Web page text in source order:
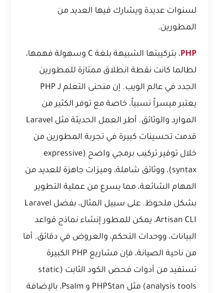
لسنوات عديدة ويشارك فيها العديد من
المطورين.
PHP
، بتركيبتها الشبيهة بلغة C وسهولة فهمها،
لطالما كانت نقطة انطلاق ممتازة للمطورين
الجدد في عالم الويب. إن منحنى التعلم لـ PHP
يعتبر ميسراً نسبياً، خاصة مع توفر الكثير من
الموارد والوثائق. أطر العمل الحديثة مثل Laravel
قدمت تحسينات كبيرة في تجربة المطورين من
خلال توفير تركيب برمجي واضح (expressive
syntax)، ووثائق شاملة، وميزات جاهزة للعديد من
المهام الشائعة، مما يسرع من عملية التطوير
بشكل ملحوظ. على سبيل المثال، بفضل Laravel
Artisan CLI، يمكن للمطور إنشاء نماذج قواعد
البيانات، ووحدات التحكم، والعروض في دقائق. أما
من ناحية الصيانة، فإن مشاريع PHP الكبيرة
تستفيد من أدوات فحص الكود الثابت (static
analysis tools) مثل PHPStan و Psalm، بالإضافة